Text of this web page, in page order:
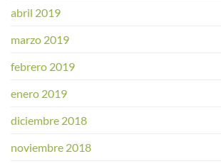
abril 2019
marzo 2019
febrero 2019
enero 2019
diciembre 2018
noviembre 2018